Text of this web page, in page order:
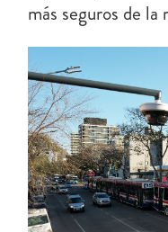
más seguros de la